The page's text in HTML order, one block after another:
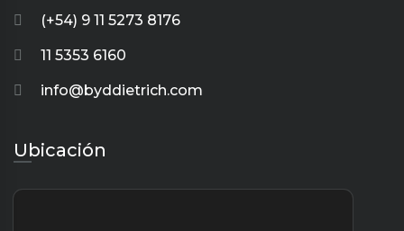
(+54) 9 11 5273 8176
11 5353 6160
info@byddietrich.com
Ubicación